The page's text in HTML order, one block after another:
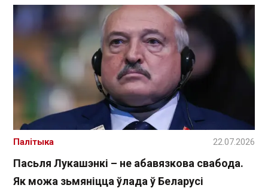
Пасьля Лукашэнкі – не абавязкова свабода.
Як можа зьмяніцца ўлада ў Беларусі
Палітыка 22.07.2026